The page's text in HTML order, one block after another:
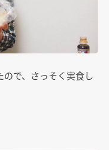
で、さっそく実食し